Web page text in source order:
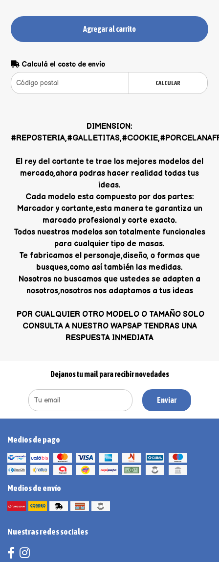
Agregar al carrito
Calculá el costo de envío
CALCULAR
DIMENSION:
El rey del cortante te trae los mejores modelos del
mercado,ahora podras hacer realidad todas tus
ideas.
Cada modelo esta compuesto por dos partes:
Marcador y cortante,esta manera te garantiza un
marcado profesional y corte exacto.
Todos nuestros modelos son totalmente funcionales
para cualquier tipo de masas.
Te fabricamos el personaje,diseño, o formas que
busques,como así también las medidas.
Nosotros no buscamos que ustedes se adapten a
nosotros,nosotros nos adaptamos a tus ideas
POR CUALQUIER OTRO MODELO O TAMAÑO SOLO
CONSULTA A NUESTRO WAPSAP TENDRAS UNA
RESPUESTA INMEDIATA
Dejanos tu mail para recibir novedades
Enviar
Medios de pago
Medios de envío
Nuestras redes sociales